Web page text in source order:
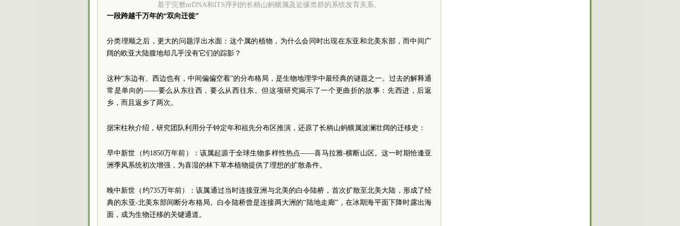
基于完整nrDNA和ITS序列的长柄山蚂蟥属及近缘类群的系统发育关系。
一段跨越千万年的“双向迁徙”
分类理顺之后，更大的问题浮出水面：这个属的植物，为什么会同时出现在东亚和北美东部，而中间广
阔的欧亚大陆腹地却几乎没有它们的踪影？
这种“东边有、西边也有，中间偏偏空着”的分布格局，是生物地理学中最经典的谜题之一。过去的解释通
常是单向的——要么从东往西，要么从西往东。但这项研究揭示了一个更曲折的故事：先西进，后返
乡，而且返乡了两次。
据宋柱秋介绍，研究团队利用分子钟定年和祖先分布区推演，还原了长柄山蚂蟥属波澜壮阔的迁移史：
早中新世（约1850万年前）：该属起源于全球生物多样性热点——喜马拉雅-横断山区。这一时期恰逢亚
洲季风系统初次增强，为喜湿的林下草本植物提供了理想的扩散条件。
晚中新世（约735万年前）：该属通过当时连接亚洲与北美的白令陆桥，首次扩散至北美大陆，形成了经
典的东亚-北美东部间断分布格局。白令陆桥曾是连接两大洲的“陆地走廊”，在冰期海平面下降时露出海
面，成为生物迁移的关键通道。